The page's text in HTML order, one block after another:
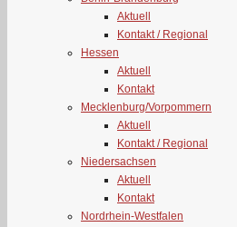
Aktuell
Kontakt / Regional
Hessen
Aktuell
Kontakt
Mecklenburg/Vorpommern
Aktuell
Kontakt / Regional
Niedersachsen
Aktuell
Kontakt
Nordrhein-Westfalen